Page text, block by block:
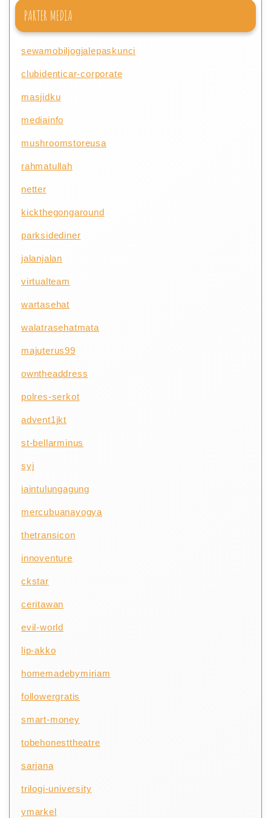
PARTER MEDIA
sewamobiljogjalepaskunci
clubidenticar-corporate
masjidku
mediainfo
mushroomstoreusa
rahmatullah
netter
kickthegongaround
parksidediner
jalanjalan
virtualteam
wartasehat
walatrasehatmata
majuterus99
owntheaddress
polres-serkot
advent1jkt
st-bellarminus
syj
iaintulungagung
mercubuanayogya
thetransicon
innoventure
ckstar
ceritawan
evil-world
lip-akko
homemadebymiriam
followergratis
smart-money
tobehonesttheatre
sarjana
trilogi-university
ymarkel